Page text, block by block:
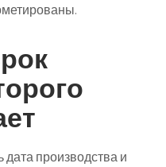
производства и